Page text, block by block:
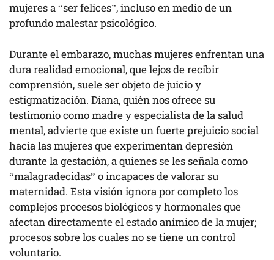
mujeres a “ser felices”, incluso en medio de un
profundo malestar psicológico.
Durante el embarazo, muchas mujeres enfrentan una
dura realidad emocional, que lejos de recibir
comprensión, suele ser objeto de juicio y
estigmatización. Diana, quién nos ofrece su
testimonio como madre y especialista de la salud
mental, advierte que existe un fuerte prejuicio social
hacia las mujeres que experimentan depresión
durante la gestación, a quienes se les señala como
“malagradecidas” o incapaces de valorar su
maternidad. Esta visión ignora por completo los
complejos procesos biológicos y hormonales que
afectan directamente el estado anímico de la mujer;
procesos sobre los cuales no se tiene un control
voluntario.